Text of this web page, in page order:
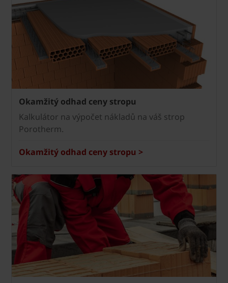
Okamžitý odhad ceny stropu
Kalkulátor na výpočet nákladů na váš strop
Porotherm.
Okamžitý odhad ceny stropu >